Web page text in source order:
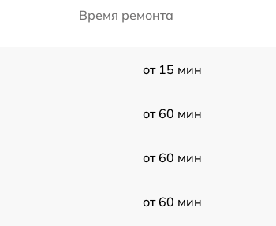
Время ремонта
от 15 мин
от 60 мин
от 60 мин
от 60 мин